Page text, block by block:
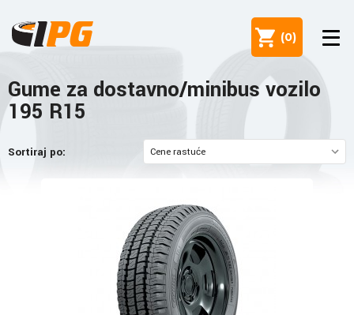
(0)
Gume za dostavno/minibus vozilo
195 R15
Sortiraj po: